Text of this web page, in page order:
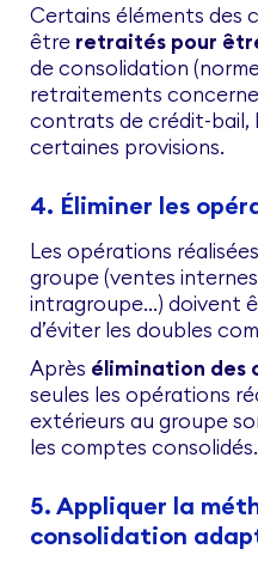
Certains éléments des
être retraités pour
de consolidation
retraitements
contrats de crédit-bail,
certaines provisions.
4. Éliminer les
Les opérations
groupe (ventes
intragroupe…) doivent
d’éviter les doubles
Après élimination des
seules les opérations
extérieurs au groupe
les comptes consolidés.
5. Appliquer la
consolidation